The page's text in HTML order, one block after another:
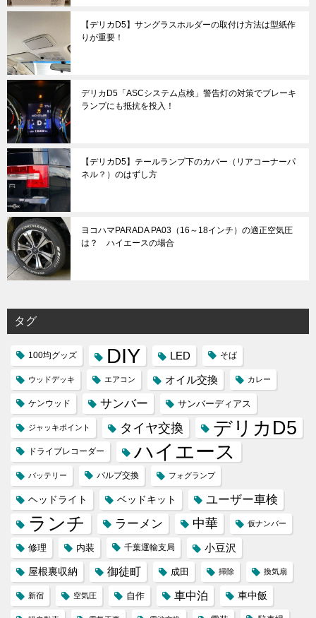
【デリカD5】サングラスホルダーの取付け方法は型紙作
りが重要！
デリカD5「ASCシステム点検」警告灯の対策でブレーキ
ランプにも抵抗を投入！
【デリカD5】テールランプ下のカバー（リアコーナーパ
ネル？）のはずし方
ヨコハマPARADA PA03（16～18インチ）の適正空気圧
は？ ハイエースの場合
タグ
100均グッズ DIY LED そば
ウッドデッキ エアコン オイル交換 カレー
ケンウッド サンバー サンバーディアス
ジャッキポイント タイヤ交換 デリカD5
ドライブレコーダー ハイエース
バッテリー バルブ交換 フォグランプ
ヘッドライト ベッドキット ユーザー車検
ランチ ラーメン 中華 仮ナンバー
修理 内装 千葉運輸支局 小豆沢
屋根裏収納 御徒町 成田 掃除 換気扇
新宿 空気圧 自作 車中泊 車中飯